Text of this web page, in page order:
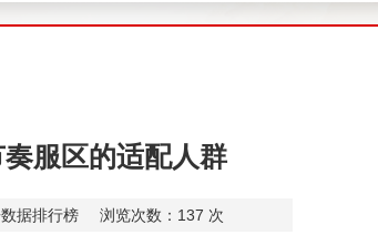
服区的适配人群
据排行榜 浏览次数： 137 次